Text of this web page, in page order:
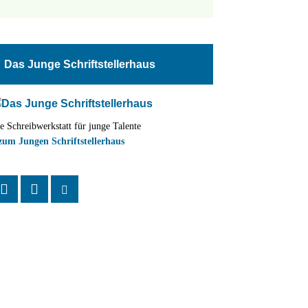
Das Junge Schriftstellerhaus
Schreibwerkstatt für junge Talente
Jungen Schriftstellerhaus